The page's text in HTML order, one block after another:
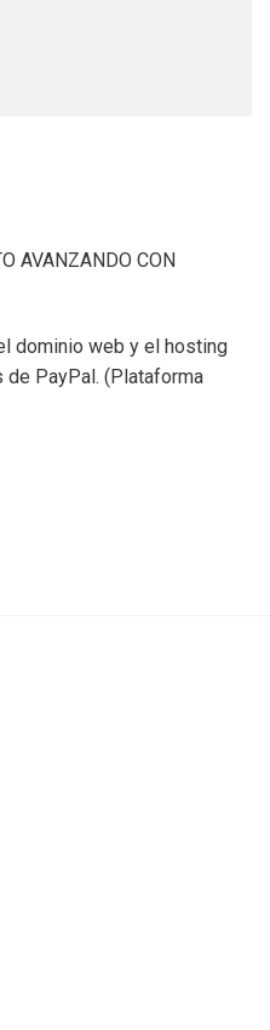
AVANZANDO CON
dominio web y el hosting
de PayPal. (Plataforma